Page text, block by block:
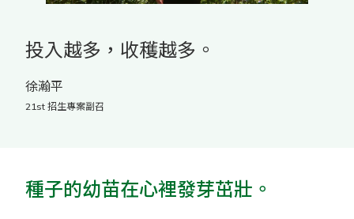
投入越多，收穫越多。
徐瀚平
21st 招生專案副召
種子的幼苗在心裡發芽茁壯。